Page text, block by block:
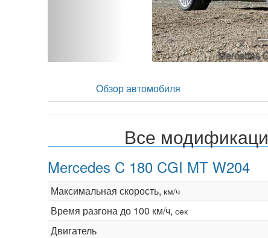
Mercedes
Обзор автомобиля
Все
Mercedes C 180 CGI MT W204
Максимальная скорость, км/ч
Время разгона до 100 км/ч, сек
Двигатель